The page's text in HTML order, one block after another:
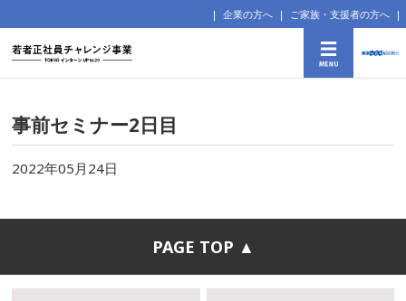
企業の方へ ご家族・支援者の方へ
事前セミナー2日目
2022年05月24日
PAGE TOP ▲